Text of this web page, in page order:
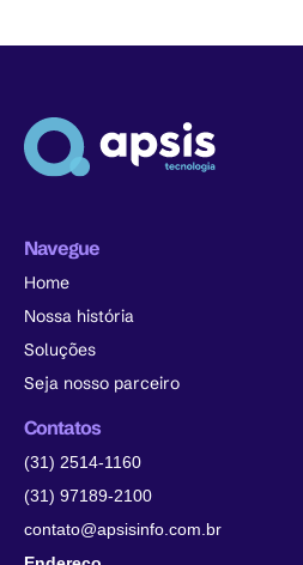
Navegue
Home
Nossa história
Soluções
Seja nosso parceiro
Contatos
(31) 2514-1160
(31) 97189-2100
contato@apsisinfo.com.br